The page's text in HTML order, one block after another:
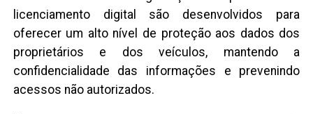
licenciamento digital são desenvolvidos para
oferecer um alto nível de proteção aos dados dos
proprietários e dos veículos, mantendo a
confidencialidade das informações e prevenindo
acessos não autorizados.